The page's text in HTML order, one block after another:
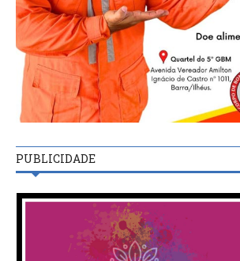
PUBLICIDADE